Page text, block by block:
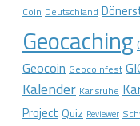
Coin Deutschland
Geocaching
Geocoin Geocoinfest
Kalender Karlsruhe
Project Quiz Reviewer